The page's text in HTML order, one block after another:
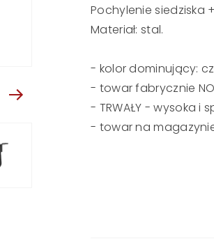
Pochylenie siedziska
Materiał: stal.
- kolor dominujący:
- towar fabrycznie
- TRWAŁY - wysoka i
- towar na